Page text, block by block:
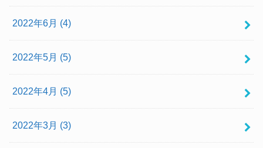
2022年6月 (4)
2022年5月 (5)
2022年4月 (5)
2022年3月 (3)